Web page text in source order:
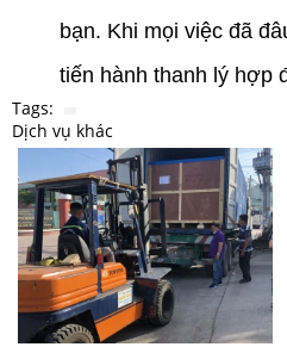
bạn. Khi mọi việc đã
tiến hành thanh lý hợp
Tags:
Dịch vụ khác